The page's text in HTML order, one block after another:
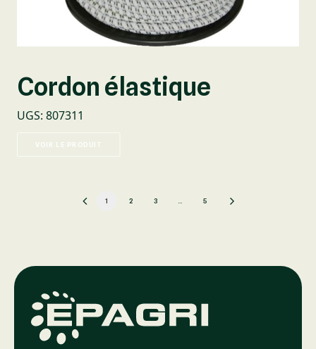
Cordon élastique
UGS: 807311
VOIR LE PRODUIT
1 2 3 5